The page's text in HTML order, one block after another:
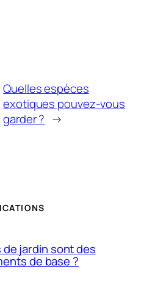
Quelles espèces
exotiques pouvez-vous
garder ? →
de jardin sont des
de base ?